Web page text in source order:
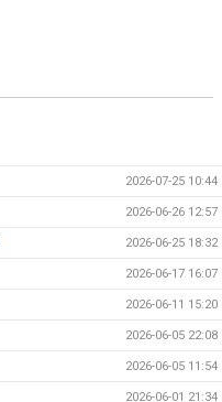
2026-07-25 10:44
2026-06-26 12:57
2026-06-25 18:32
2026-06-17 16:07
2026-06-11 15:20
2026-06-05 22:08
2026-06-05 11:54
2026-06-01 21:34